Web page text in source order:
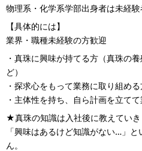
物理系・化学系学部出身者は未経験
【具体的には】
業界・職種未経験の方歓迎
・真珠に興味が持てる方（真珠の
ど）
・探求心をもって業務に取り組め
・主体性を持ち、自ら計画を立て
★真珠の知識は入社後に教えていき
「興味はあるけど知識がない…」
ん。